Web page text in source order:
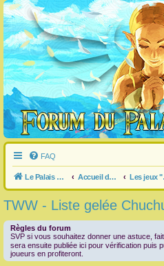
FAQ
Le Palais de Zelda Accueil du forum
TWW - Liste gelée
Règles du forum
SVP si vous souhaitez donner une astuce,
sera ensuite publiée ici pour vérification puis
joueurs en profiteront.